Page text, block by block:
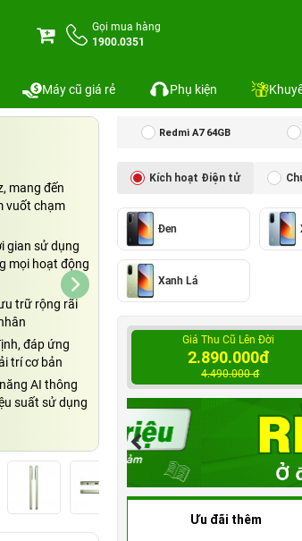
Gọi mua hàng
1900.0351
Máy cũ giá rẻ Phụ kiện
hãng
mang đến
vuốt chạm
gian sử dụng
mọi hoạt động
trữ rộng rãi
đáp ứng
trí cơ bản
AI thông
suất sử dụng
Redmi A7 64GB
Kích hoạt Điện tử
Đen
Xanh Lá
Giá Thu Cũ Lên Đời
2.890.000đ
4.490.000 đ
Ưu đãi thêm